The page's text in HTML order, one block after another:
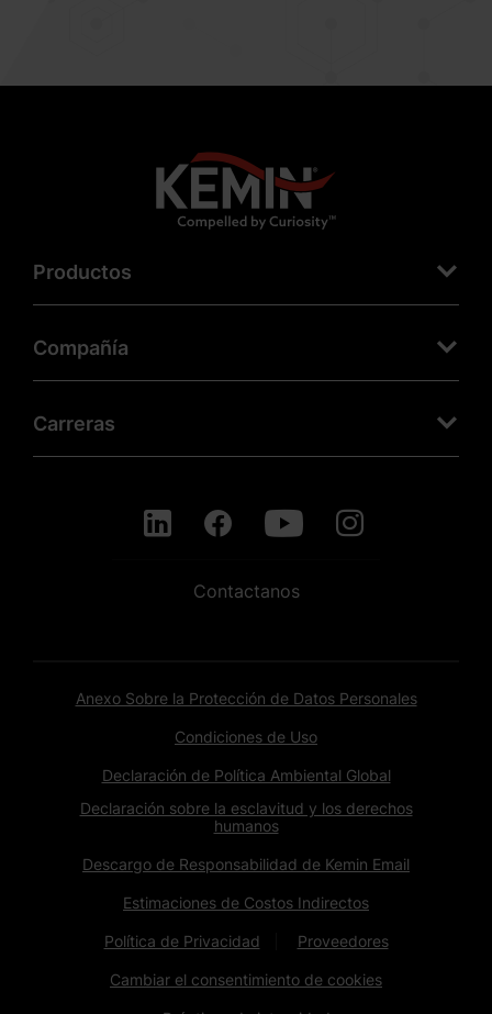
Productos
Compañía
Carreras
Contactanos
Anexo Sobre la Protección de Datos Personales
Condiciones de Uso
Declaración de Política Ambiental Global
Declaración sobre la esclavitud y los derechos
humanos
Descargo de Responsabilidad de Kemin Email
Estimaciones de Costos Indirectos
Política de Privacidad Proveedores
Cambiar el consentimiento de cookies